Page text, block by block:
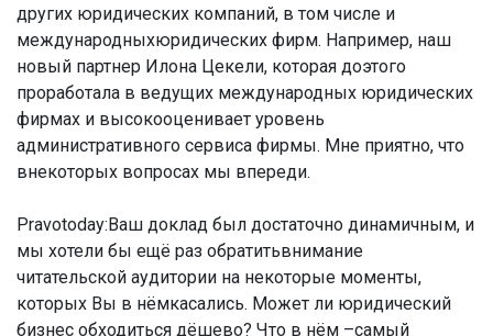
других юридических компаний, в том числе и
международныхюридических фирм. Например, наш
новый партнер Илона Цекели, которая доэтого
проработала в ведущих международных юридических
фирмах и высокооценивает уровень
административного сервиса фирмы. Мне приятно, что
внекоторых вопросах мы впереди.
Pravotoday:Ваш доклад был достаточно динамичным, и
мы хотели бы ещё раз обратитьвнимание
читательской аудитории на некоторые моменты,
которых Вы в нёмкасались. Может ли юридический
бизнес обходиться дёшево? Что в нём –самый